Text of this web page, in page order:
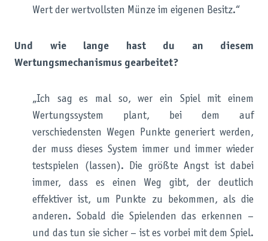
Wert der wertvollsten Münze im eigenen Besitz.“
Und wie lange hast du an diesem
Wertungsmechanismus gearbeitet?
„Ich sag es mal so, wer ein Spiel mit einem
Wertungssystem plant, bei dem auf
verschiedensten Wegen Punkte generiert werden,
der muss dieses System immer und immer wieder
testspielen (lassen). Die größte Angst ist dabei
immer, dass es einen Weg gibt, der deutlich
effektiver ist, um Punkte zu bekommen, als die
anderen. Sobald die Spielenden das erkennen –
und das tun sie sicher – ist es vorbei mit dem Spiel.